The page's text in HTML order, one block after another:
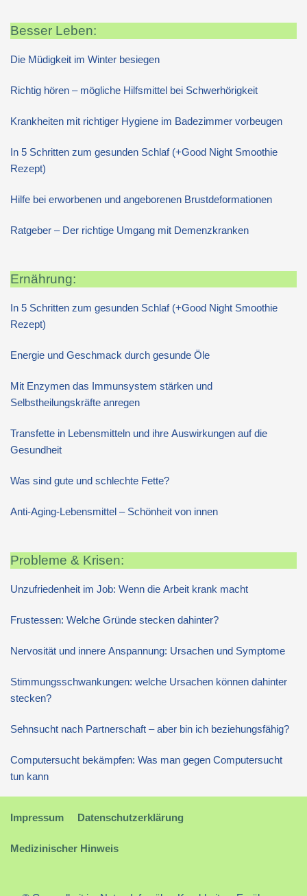
Besser Leben:
Die Müdigkeit im Winter besiegen
Richtig hören – mögliche Hilfsmittel bei Schwerhörigkeit
Krankheiten mit richtiger Hygiene im Badezimmer vorbeugen
In 5 Schritten zum gesunden Schlaf (+Good Night Smoothie
Rezept)
Hilfe bei erworbenen und angeborenen Brustdeformationen
Ratgeber – Der richtige Umgang mit Demenzkranken
Ernährung:
In 5 Schritten zum gesunden Schlaf (+Good Night Smoothie
Rezept)
Energie und Geschmack durch gesunde Öle
Mit Enzymen das Immunsystem stärken und
Selbstheilungskräfte anregen
Transfette in Lebensmitteln und ihre Auswirkungen auf die
Gesundheit
Was sind gute und schlechte Fette?
Anti-Aging-Lebensmittel – Schönheit von innen
Probleme & Krisen:
Unzufriedenheit im Job: Wenn die Arbeit krank macht
Frustessen: Welche Gründe stecken dahinter?
Nervosität und innere Anspannung: Ursachen und Symptome
Stimmungsschwankungen: welche Ursachen können dahinter
stecken?
Sehnsucht nach Partnerschaft – aber bin ich beziehungsfähig?
Computersucht bekämpfen: Was man gegen Computersucht
tun kann
Impressum Datenschutzerklärung
Medizinischer Hinweis